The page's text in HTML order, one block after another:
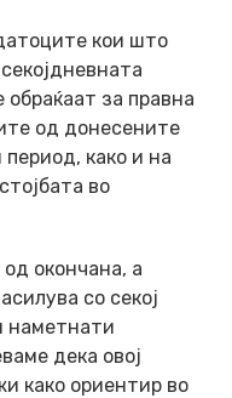
кои што
обраќаат за правна
од донесените
како и на
во
окончана, а
со секој
наметнати
дека овој
како ориентир во